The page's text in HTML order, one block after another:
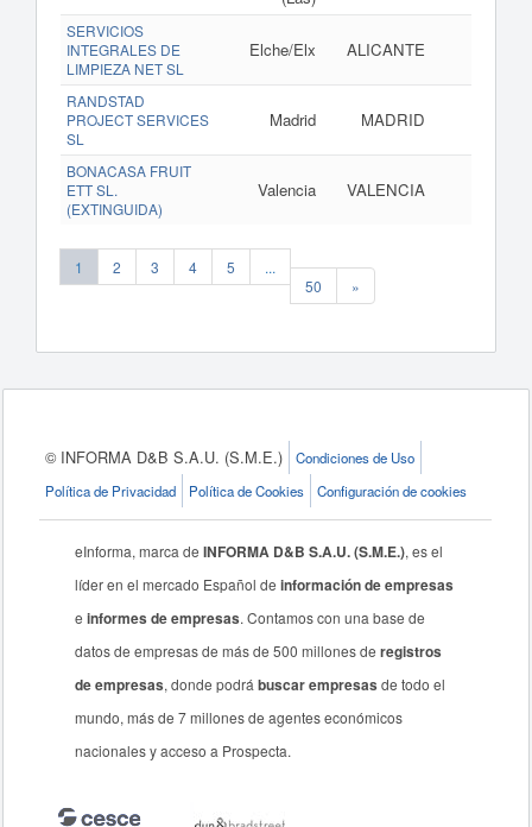
SERVICIOS
INTEGRALES DE
LIMPIEZA NET SL
Elche/Elx ALICANTE
RANDSTAD
PROJECT SERVICES
SL
Madrid MADRID
BONACASA FRUIT
ETT SL.
(EXTINGUIDA)
Valencia VALENCIA
1 2 3 4 5
...
50
»
© INFORMA D&B S.A.U. (S.M.E.)
Condiciones de Uso
Política de Privacidad
Política de Cookies Configuración de cookies
eInforma, marca deINFORMA D&B S.A.U. (S.M.E.), es el
líder en el mercado Español deinformación de empresas
einformes de empresas. Contamos con una base de
datos de empresas de más de 500 millones deregistros
de empresas, donde podrábuscar empresas de todo el
mundo, más de 7 millones de agentes económicos
nacionales y acceso a Prospecta.